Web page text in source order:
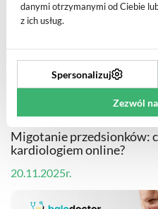
Migotanie przedsionków:
kardiologiem online?
20.11.2025r.
danymi otrzymanymi od Ciebie
z ich usług.
Spersonalizuj
Zezwól